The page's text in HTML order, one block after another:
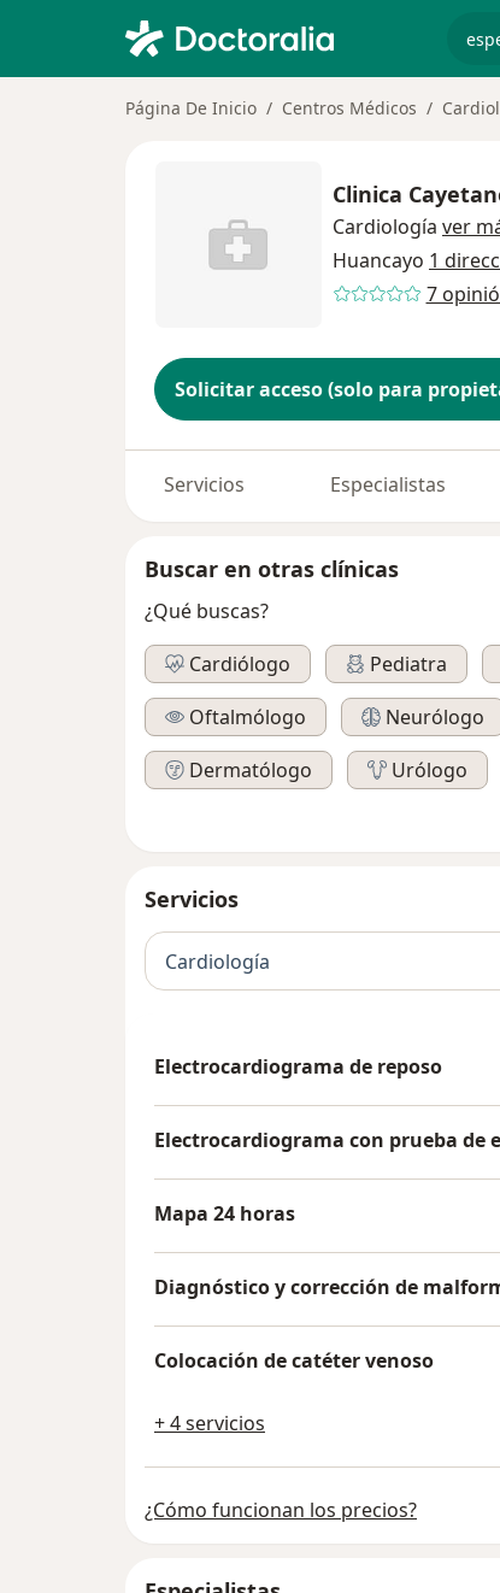
Página De Inicio Centros Médicos
Clinica
Cardiología ver
Huancayo 1
7
Solicitar acceso (solo para
Servicios Especialistas
Buscar en otras clínicas
¿Qué buscas?
Cardiólogo
Pediatra
Oftalmólogo
Neurólogo
Dermatólogo
Urólogo
Servicios
Cardiología
Electrocardiograma de reposo
Electrocardiograma con prueba de
Mapa 24 horas
Diagnóstico y corrección de
Colocación de catéter venoso
+ 4 servicios
¿Cómo funcionan los precios?